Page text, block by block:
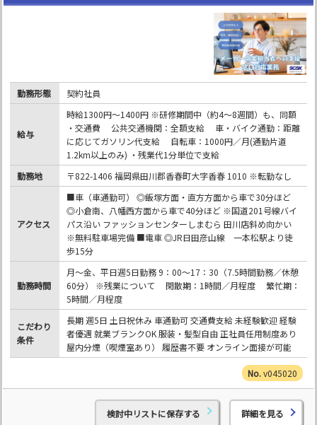
勤務形態 契約社員
給与
時給1300円～1400円 ※研修期間中（約4～8週間）も、同額
・交通費 公共交通機関：全額支給 車・バイク通勤：距離
に応じてガソリン代支給 自転車：1000円／月(通勤片道
1.2km以上のみ) ・残業代1分単位で支給
勤務地
〒822-1406 福岡県田川郡香春町大字香春 1010 ※転勤なし
アクセス
■車（車通勤可） ◎飯塚方面・直方方面から車で30分ほど
◎小倉南、八幡西方面から車で40分ほど ※国道201号線バイ
パス沿い ファッションセンターしまむら 田川店斜め向かい
※無料駐車場完備 ■電車 ◎JR日田彦山線 一本松駅より徒
歩15分
勤務時間
月～金、平日週5日勤務 9：00～17：30（7.5時間勤務／休憩
60分） ※残業について 閑散期：1時間／月程度 繁忙期：
5時間／月程度
こだわり
条件
長期 週5日 土日祝休み 車通勤可 交通費支給 未経験歓迎 経験
者優遇 就業ブランクOK 服装・髪型自由 正社員任用制度あり
屋内分煙（喫煙室あり） 履歴書不要 オンライン面接が可能
v045020
検討中リストに保存する 詳細を見る